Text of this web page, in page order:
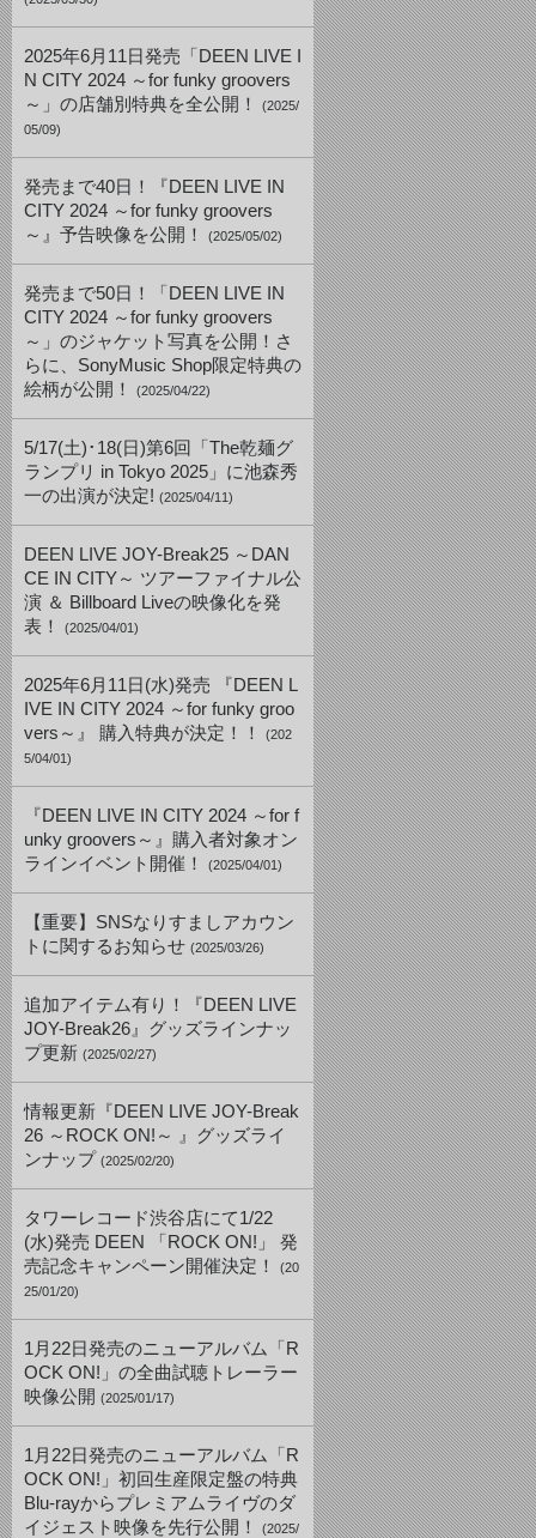
2025年6月11日発売「DEEN LIVE I
N CITY 2024 ～for funky groovers
～」の店舗別特典を全公開！
(2025/
05/09)
発売まで40日！『DEEN LIVE IN
CITY 2024 ～for funky groovers
～』予告映像を公開！
(2025/05/02)
発売まで50日！「DEEN LIVE IN
CITY 2024 ～for funky groovers
～」のジャケット写真を公開！さ
らに、SonyMusic Shop限定特典の
絵柄が公開！
(2025/04/22)
5/17(土)･18(日)第6回「The乾麺グ
ランプリ in Tokyo 2025」に池森秀
一の出演が決定! (2025/04/11)
DEEN LIVE JOY-Break25 ～DAN
CE IN CITY～ ツアーファイナル公
演 ＆ Billboard Liveの映像化を発
表！
(2025/04/01)
2025年6月11日(水)発売 『DEEN L
IVE IN CITY 2024 ～for funky groo
vers～』 購入特典が決定！！
(202
5/04/01)
『DEEN LIVE IN CITY 2024 ～for f
unky groovers～』購入者対象オン
ラインイベント開催！
(2025/04/01)
【重要】SNSなりすましアカウン
トに関するお知らせ (2025/03/26)
追加アイテム有り！『DEEN LIVE
JOY-Break26』グッズラインナッ
プ更新 (2025/02/27)
情報更新『DEEN LIVE JOY-Break
26 ～ROCK ON!～ 』グッズライ
ンナップ (2025/02/20)
タワーレコード渋谷店にて1/22
(水)発売 DEEN 「ROCK ON!」 発
売記念キャンペーン開催決定！
(20
25/01/20)
1月22日発売のニューアルバム「R
OCK ON!」の全曲試聴トレーラー
映像公開 (2025/01/17)
1月22日発売のニューアルバム「R
OCK ON!」初回生産限定盤の特典
Blu-rayからプレミアムライヴのダ
イジェスト映像を先行公開！
(2025/